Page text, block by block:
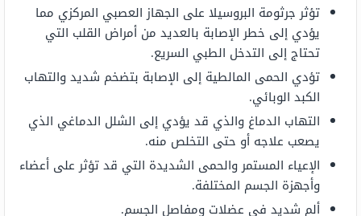
تؤثر جرثومة البروسيلا على الجهاز العصبي المركزي مما
يؤدي إلى خطر الإصابة بالعديد من أمراض القلب التي
تحتاج إلى التدخل الطبي السريع.
تؤدي الحمى المالطية إلى الإصابة بتضخم شديد والتهاب
الكبد الوبائي.
التهاب الدماغ والذي قد يؤدي إلى الشلل الدماغي الذي
يصعب علاجه أو حتى التخلص منه.
الإعياء المستمر والحمى الشديدة التي قد تؤثر على أعضاء
وأجهزة الجسم المختلفة.
ألم شديد في عضلات ومفاصل الجسم.